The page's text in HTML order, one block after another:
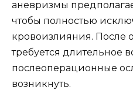
аневризмы
чтобы полностью
кровоизлияния. После
требуется длительное
послеоперационные
возникнуть.